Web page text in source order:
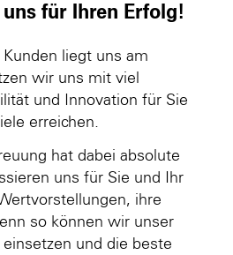
für Ihren Erfolg!
liegt uns am
wir uns mit viel
und Innovation für Sie
erreichen.
hat dabei absolute
uns für Sie und Ihr
ihre
so können wir unser
und die beste